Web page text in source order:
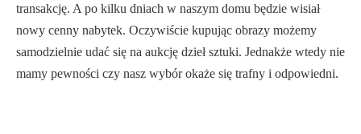
transakcję. A po kilku dniach w naszym domu będzie wisiał
nowy cenny nabytek. Oczywiście kupując obrazy możemy
samodzielnie udać się na aukcję dzieł sztuki. Jednakże wtedy nie
mamy pewności czy nasz wybór okaże się trafny i odpowiedni.